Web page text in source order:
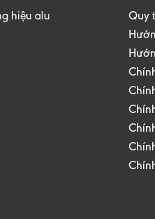
hiệu alu
Quy